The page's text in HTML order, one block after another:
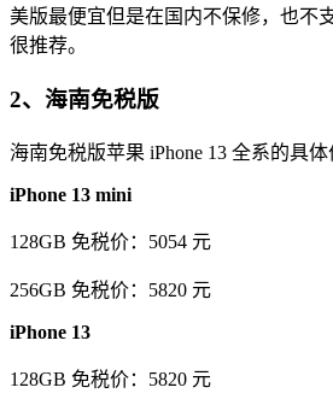
美版最便宜但是在国内不保修，也不
很推荐。
2、海南免税版
海南免税版苹果 iPhone 13 全系的具体
iPhone 13 mini
128GB 免税价：5054 元
256GB 免税价：5820 元
iPhone 13
128GB 免税价：5820 元